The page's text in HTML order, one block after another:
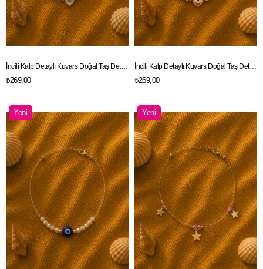
İncili Kalp Detaylı Kuvars Doğal Taş Detaylı Gold Renk Zincir Halhal
₺269,00
İncili Kalp Detaylı Kuvars Doğal Taş Detaylı Gold Renk Zincir Halhal
₺269,00
Yeni
Ürün
Yeni
Ürün